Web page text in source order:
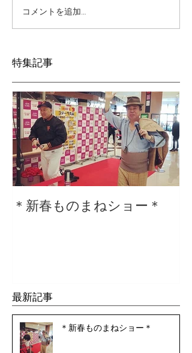
コメントを追加…
特集記事
＊新春ものまねショー＊
最新記事
＊新春ものまねショー＊